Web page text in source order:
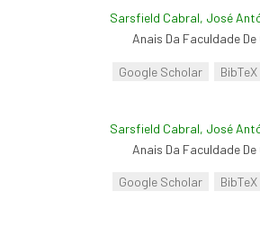
Sarsfield Cabral, José
Anais Da Faculdade
Google Scholar BibTeX
Sarsfield Cabral, José
Anais Da Faculdade
Google Scholar BibTeX